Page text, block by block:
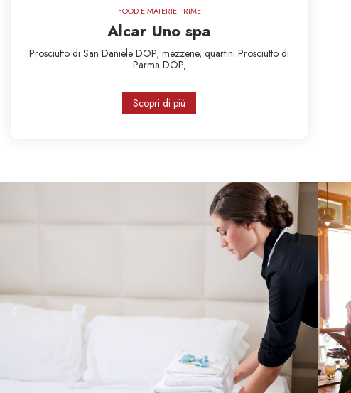
FOOD E MATERIE PRIME
Alcar Uno spa
Prosciutto di San Daniele DOP, mezzene, quartini Prosciutto di
Parma DOP,
Scopri di più